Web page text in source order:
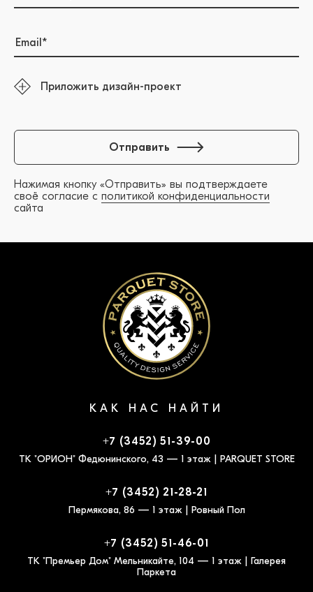
Приложить дизайн-проект
Нажимая кнопку «Отправить» вы подтверждаете
своё согласие с политикой конфиденциальности
сайта
Отправить
КАК НАС НАЙТИ
+7 (3452) 51-39-00
ТК "ОРИОН" Федюнинского, 43 — 1 этаж | PARQUET STORE
+7 (3452) 21-28-21
Пермякова, 86 — 1 этаж | Ровный Пол
+7 (3452) 51-46-01
ТК "Премьер Дом" Мельникайте, 104 — 1 этаж | Галерея
Паркета